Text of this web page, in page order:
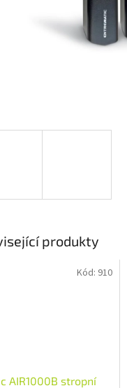
produkty
AIR1000B stropní
Kód: 910